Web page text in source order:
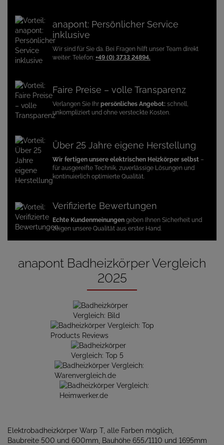
anapont: Persönlicher Service
inklusive
Wir sind für Sie da. Bei Fragen hilft unser Team direkt
weiter: Telefon: +49 (0) 3733 24894.
Faire Preise – volle Transparenz
Verlangen Sie Ihr persönliches Angebot: schnell,
unkompliziert und ohne versteckte Kosten.
Über 25 Jahre eigene Herstellung
Wir fertigen unsere elektrischen Heizkörper selbst –
für ausgereifte Technik, zuverlässige Lösungen und
kontinuierlich optimierte Qualität.
Verifizierte Bewertungen
Echte Kundenmeinungen geben Ihnen Sicherheit und
zeigen unsere Qualität aus erster Hand.
anapont Badheizkörper Vergleich
2025
Elektrobadheizkörper Warp T, alle Farben möglich,
Baubreite 500 und 600mm, Bauhöhe 655/1110 und 1695mm